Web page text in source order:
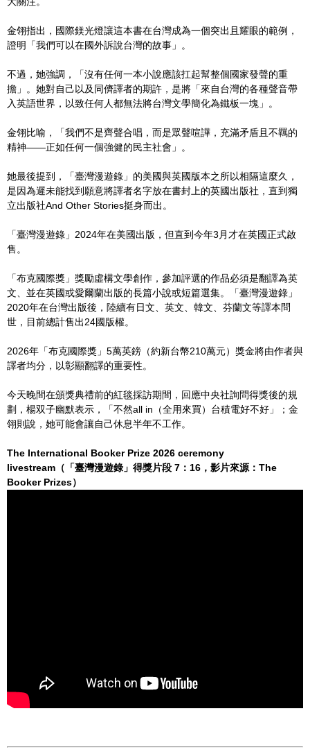
金翎指出，國際鎂光燈讓這本書在台灣成為一個突出且耀眼的範例，
證明「我們可以在國外訴說台灣的故事」。
不過，她強調，「沒有任何一本小說應該扛起幫整個國家發聲的重
擔」。她對自己以及同儕譯者的期許，是將「來自台灣的各種聲音帶
入英語世界，以致任何人都無法將台灣文學簡化為鐵板一塊」。
金翎比喻，「我們不是齊聲合唱，而是眾聲喧譁，充滿矛盾且不羈的
精神——正如任何一個強健的民主社會」。
她最後提到，「臺灣漫遊錄」的美國與英國版本之所以相隔這麼久，
是因為遲未能找到願意將譯者名字放在書封上的英國出版社，直到獨
立出版社And Other Stories挺身而出。
「臺灣漫遊錄」2024年在美國出版，但直到今年3月才在英國正式啟
售。
「布克國際獎」獎勵虛構文學創作，參加評選的作品必須是翻譯為英
文、並在英國或愛爾蘭出版的長篇小說或短篇選集。「臺灣漫遊錄」
2020年在台灣出版後，陸續有日文、英文、韓文、芬蘭文等譯本問
世，目前總計售出24國版權。
2026年「布克國際獎」5萬英鎊（約新台幣210萬元）獎金將由作者與
譯者均分，以彰顯翻譯的重要性。
今天晚間在頒獎典禮前的紅毯採訪期間，回應中央社詢問得獎後的規
劃，楊双子幽默表示，「不然all in（全用來買）台積電好不好」；金
翎則說，她可能會讓自己休息半年不工作。
The International Booker Prize 2026 ceremony
livestream（「臺灣漫遊錄」得獎片段 7：16，影片來源：The
Booker Prizes）